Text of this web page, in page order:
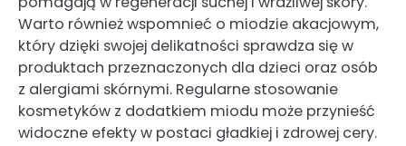
Warto również wspomnieć o miodzie akacjowym,
który dzięki swojej delikatności sprawdza się w
produktach przeznaczonych dla dzieci oraz osób
z alergiami skórnymi. Regularne stosowanie
kosmetyków z dodatkiem miodu może przynieść
widoczne efekty w postaci gładkiej i zdrowej cery.